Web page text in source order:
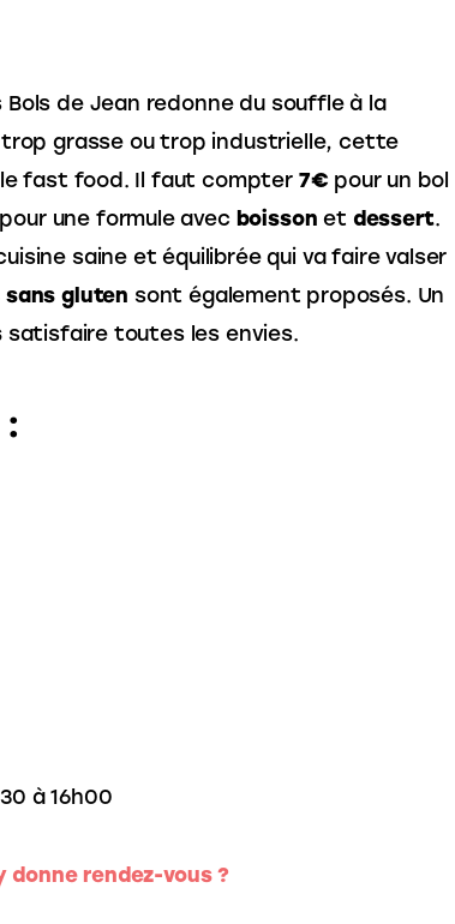
Bols de Jean redonne du souffle à la
trop grasse ou trop industrielle, cette
le fast food. Il faut compter 7€ pour un bol
une formule avec boisson et dessert.
saine et équilibrée qui va faire valser
sans gluten sont également proposés. Un
satisfaire toutes les envies.
à 16h00
donne rendez-vous ?